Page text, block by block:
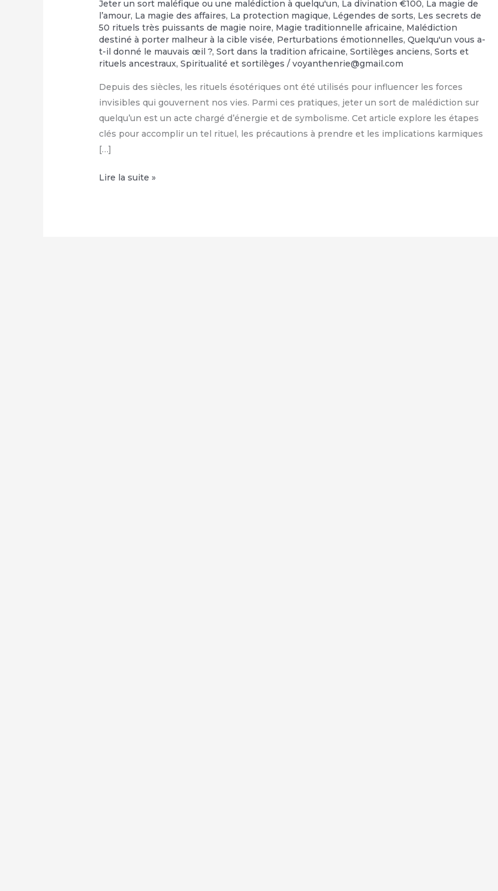
Jeter un sort maléfique ou une malédiction à quelqu'un, La divination €100, ‎La magie de
l’amour, ‎La magie des affaires, ‎La protection magique, Légendes de sorts, Les secrets de
50 rituels très puissants de magie noire, Magie traditionnelle africaine, Malédiction
destiné à porter malheur à la cible visée, Perturbations émotionnelles,Quelqu'un vous a-
t-il donné le mauvais œil ?,Sort dans la tradition africaine,Sortilèges anciens,Sorts et
rituels ancestraux,Spiritualité et sortilèges /voyanthenrie@gmail.com
Depuis des siècles, les rituels ésotériques ont été utilisés pour influencer les forces
invisibles qui gouvernent nos vies. Parmi ces pratiques, jeter un sort de malédiction sur
quelqu’un est un acte chargé d’énergie et de symbolisme. Cet article explore les étapes
clés pour accomplir un tel rituel, les précautions à prendre et les implications karmiques
[…]
Jeter
Lire la suite »